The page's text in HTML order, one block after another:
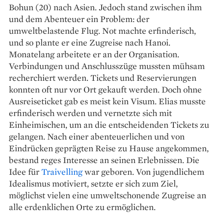
Bohun (20) nach Asien. Jedoch stand zwischen ihm
und dem Abenteuer ein Problem: der
umweltbelastende Flug. Not machte erfinderisch,
und so plante er eine Zugreise nach Hanoi.
Monatelang arbeitete er an der Organisation.
Verbindungen und Anschlusszüge mussten mühsam
recherchiert werden. Tickets und Reservierungen
konnten oft nur vor Ort gekauft werden. Doch ohne
Ausreiseticket gab es meist kein Visum. Elias musste
erfinderisch werden und vernetzte sich mit
Einheimischen, um an die entscheidenden Tickets zu
gelangen. Nach einer abenteuerlichen und von
Eindrücken geprägten Reise zu Hause angekommen,
bestand reges Interesse an seinen Erlebnissen. Die
Idee fürTraivellingwar geboren. Von jugendlichem
Idealismus motiviert, setzte er sich zum Ziel,
möglichst vielen eine umweltschonende Zugreise an
alle erdenklichen Orte zu ermöglichen.